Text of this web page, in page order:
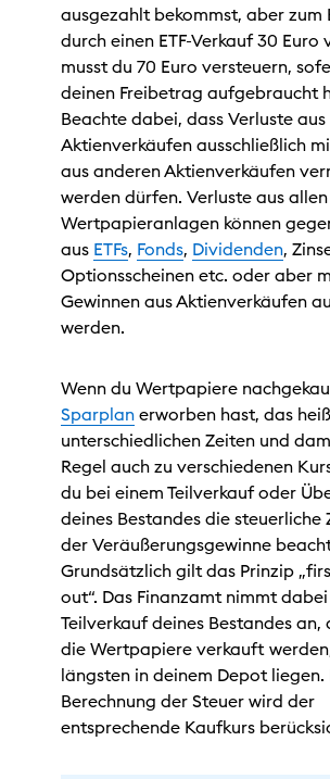
ausgezahlt bekommst, aber zum
durch einen ETF-Verkauf 30 Euro
musst du 70 Euro versteuern,
deinen Freibetrag aufgebraucht
Beachte dabei, dass Verluste aus
Aktienverkäufen ausschließlich
aus anderen Aktienverkäufen
werden dürfen. Verluste aus
Wertpapieranlagen können
aus ETFs, Fonds, Dividenden,
Optionsscheinen etc. oder aber
Gewinnen aus Aktienverkäufen
werden.
Wenn du Wertpapiere
Sparplanerworben hast, das
unterschiedlichen Zeiten und
Regel auch zu verschiedenen
du bei einem Teilverkauf oder
deines Bestandes die steuerliche
der Veräußerungsgewinne
Grundsätzlich gilt das Prinzip
out“. Das Finanzamt nimmt
Teilverkauf deines Bestandes an,
die Wertpapiere verkauft
längsten in deinem Depot liegen.
Berechnung der Steuer wird der
entsprechende Kaufkurs